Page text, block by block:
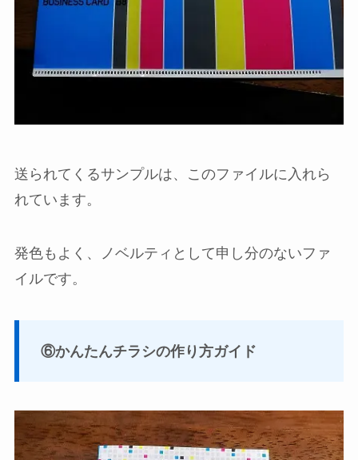
送られてくるサンプルは、このファイルに入れら
れています。
発色もよく、ノベルティとして申し分のないファ
イルです。
⑥かんたんチラシの作り方ガイド